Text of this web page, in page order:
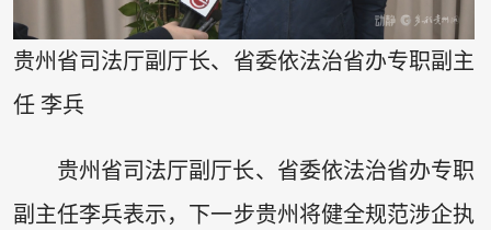
贵州省司法厅副厅长、省委依法治省办专职副主
任 李兵
贵州省司法厅副厅长、省委依法治省办专职
副主任李兵表示，下一步贵州将健全规范涉企执